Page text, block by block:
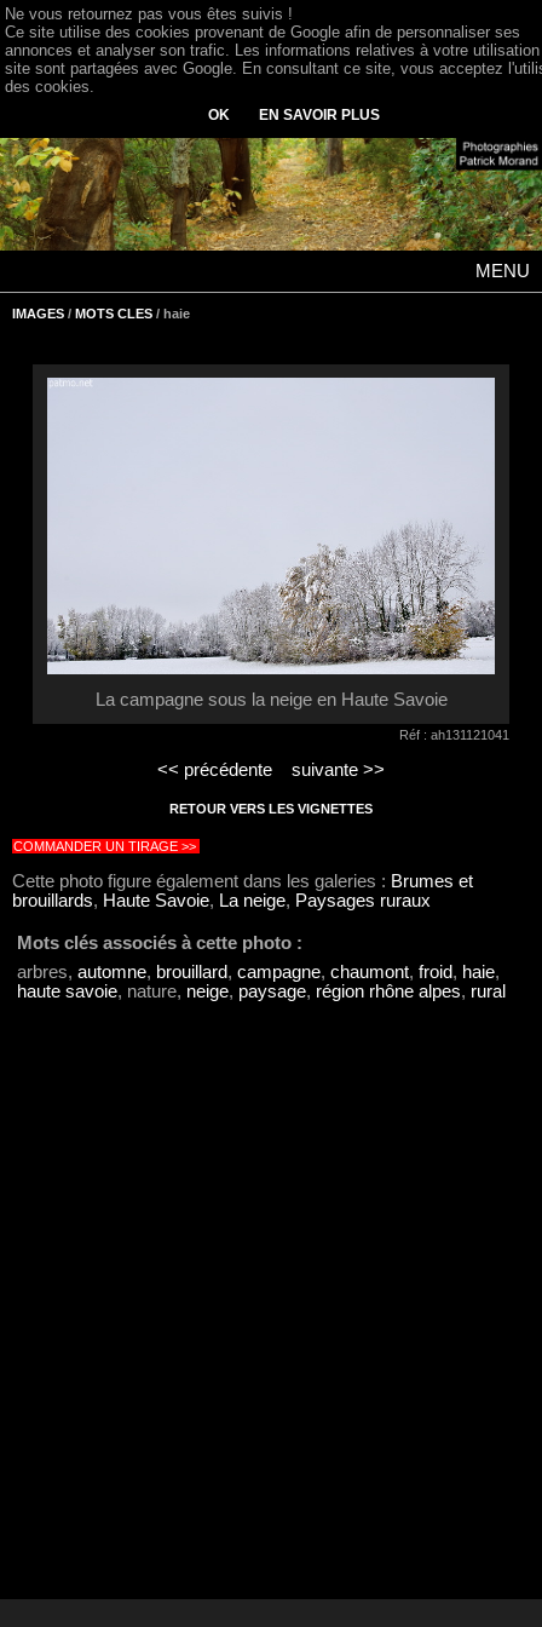
MENU
IMAGES / MOTS CLES / haie
La campagne sous la neige en Haute Savoie
Réf : ah131121041
<< précédente suivante >>
RETOUR VERS LES VIGNETTES
COMMANDER UN TIRAGE >>
Cette photo figure également dans les galeries : Brumes et
brouillards, Haute Savoie, La neige, Paysages ruraux
Mots clés associés à cette photo :
arbres, automne, brouillard, campagne, chaumont, froid, haie,
haute savoie, nature, neige, paysage, région rhône alpes, rural
Ne vous retournez pas vous êtes suivis !
Ce site utilise des cookies provenant de Google afin de personnaliser ses
annonces et analyser son trafic. Les informations relatives à votre
site sont partagées avec Google. En consultant ce site, vous acceptez
des cookies.
OK EN SAVOIR PLUS